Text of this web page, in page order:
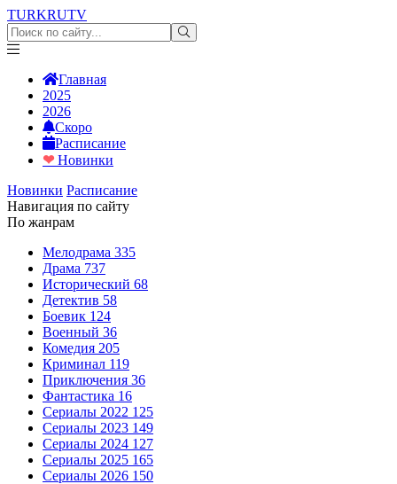
TURKRUTV
Главная
2025
2026
Скоро
Расписание
❤Новинки
Новинки Расписание
Навигация по сайту
По жанрам
Мелодрама 335
Драма 737
Исторический 68
Детектив 58
Боевик 124
Военный 36
Комедия 205
Криминал 119
Приключения 36
Фантастика 16
Сериалы 2022 125
Сериалы 2023 149
Сериалы 2024 127
Сериалы 2025 165
Сериалы 2026 150